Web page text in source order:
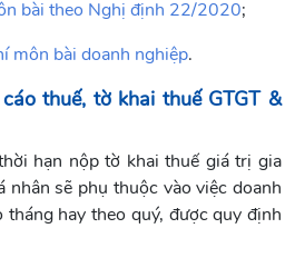
bài theo Nghị định 22/2020;
môn bài doanh nghiệp.
thuế, tờ khai thuế GTGT &
hạn nộp tờ khai thuế giá trị gia
nhân sẽ phụ thuộc vào việc doanh
tháng hay theo quý, được quy định